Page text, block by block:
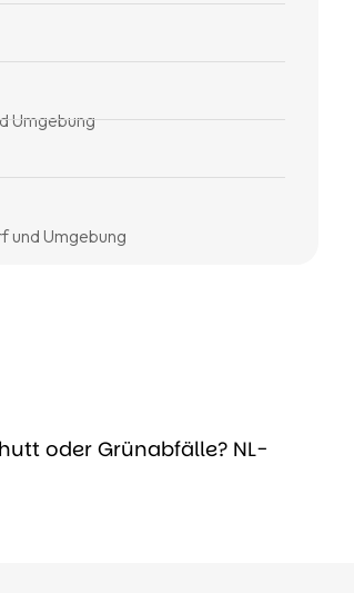
Umgebung
und Umgebung
oder Grünabfälle? NL-